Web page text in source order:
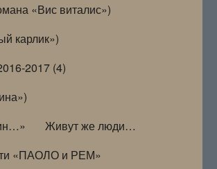
«Вис виталис»)
карлик»)
2017 (4)
Живут же люди…
«ПАОЛО и РЕМ»